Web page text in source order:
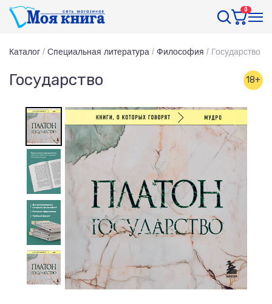
0
Каталог / Специальная литература / Философия / Государство
Государство 18+